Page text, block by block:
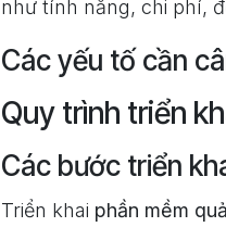
như tính năng, chi phí,
Các yếu tố cần
Quy trình triển
Các bước triển
Triển khai phần mềm